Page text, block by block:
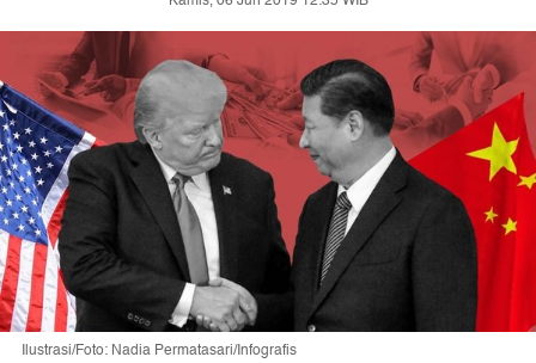
Ilustrasi/Foto: Nadia Permatasari/Infografis